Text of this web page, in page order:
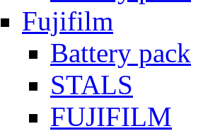
Fujifilm
Battery pack
STALS
FUJIFILM